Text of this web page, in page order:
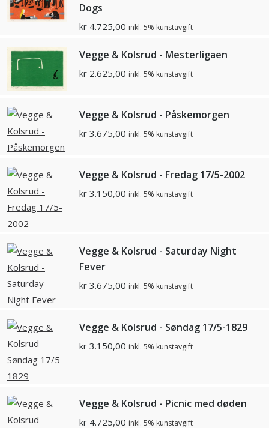
Dogs
kr 4.725,00 inkl. 5% kunstavgift
Vegge & Kolsrud - Mesterligaen
kr 2.625,00 inkl. 5% kunstavgift
Vegge & Kolsrud - Påskemorgen
kr 3.675,00 inkl. 5% kunstavgift
Vegge & Kolsrud - Fredag 17/5-2002
kr 3.150,00 inkl. 5% kunstavgift
Vegge & Kolsrud - Saturday Night
Fever
kr 3.675,00 inkl. 5% kunstavgift
Vegge & Kolsrud - Søndag 17/5-1829
kr 3.150,00 inkl. 5% kunstavgift
Vegge & Kolsrud - Picnic med døden
kr 4.725,00 inkl. 5% kunstavgift